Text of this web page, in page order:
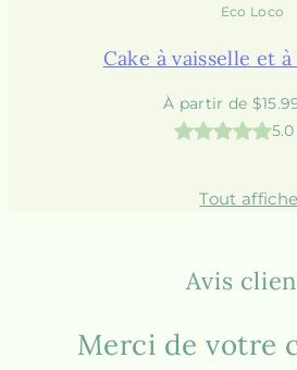
Eco Loco
Cake à vaisselle et
Prix
habituel
À partir de
5.0
Tout
Avis
Merci de votre